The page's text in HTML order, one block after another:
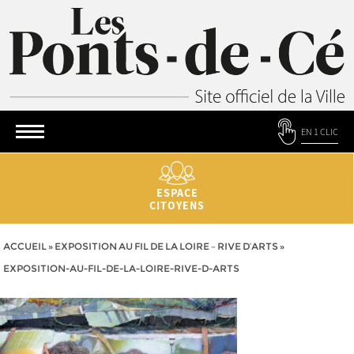
EN 1 CLIC
ESPACE
CITOYENS
ACCUEIL» EXPOSITION AU FIL DE LA LOIRE – RIVE D’ARTS»
EXPOSITION-AU-FIL-DE-LA-LOIRE-RIVE-D-ARTS